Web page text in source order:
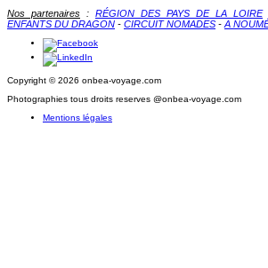
Nos partenaires : RÉGION DES PAYS DE LA LOIRE
ENFANTS DU DRAGON - CIRCUIT NOMADES - A
Copyright © 2026 onbea-voyage.com
Photographies tous droits reserves @onbea-voyage.com
Mentions légales